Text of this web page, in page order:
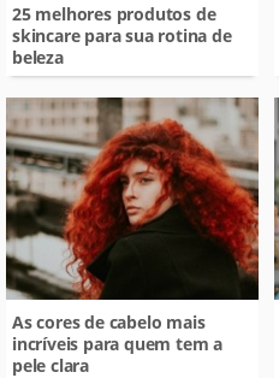
25 melhores produtos de
skincare para sua rotina de
beleza
As cores de cabelo mais
incríveis para quem tem a
pele clara